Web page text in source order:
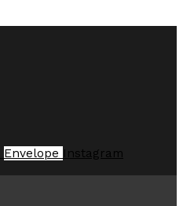
Envelope Instagram